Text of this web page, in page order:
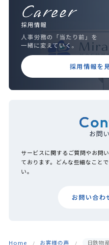
Career
採用情報
人事労務の「当たり前」を
一緒に変えていく。
採用情報を
お問
サービスに関するご質問やお問
ております。どんな些細なこと
い。
お問い合わ
Home お客様の声 日鉄物